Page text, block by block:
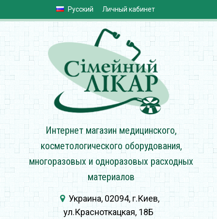
Русский Личный кабинет
Интернет магазин медицинского,
косметологического оборудования,
многоразовых и одноразовых расходных
материалов
Украина, 02094, г.Киев,
ул.Красноткацкая, 18Б